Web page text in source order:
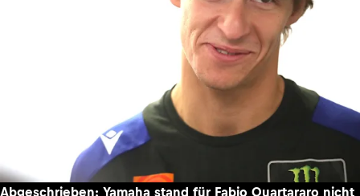
Abgeschrieben: Yamaha stand für Fabio Quartararo nicht